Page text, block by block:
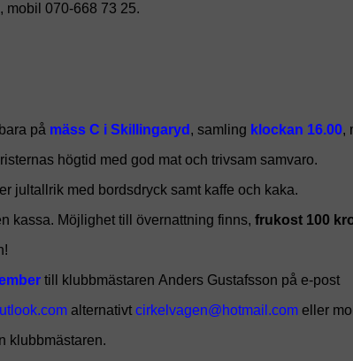
mobil 070-668 73 25.
på mäss C i Skillingaryd , samling klockan 16.00,
högtid med god mat och trivsam samvaro.
jultallrik med bordsdryck samt kaffe och kaka.
kassa. Möjlighet till övernattning finns, frukost 100
till klubbmästaren Anders Gustafsson på e-post
alternativt
eller
klubbmästaren.